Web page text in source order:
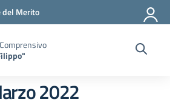
strumenti
Merito
2022